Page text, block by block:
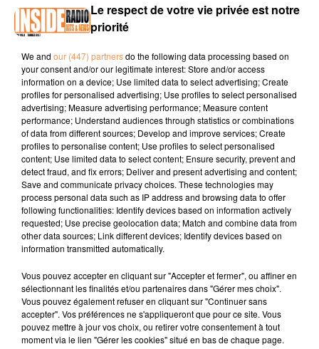
PODCAST DE PSL: EMISSION DU LUNDI 14 MAI 2018
PODCAST DE PSL: EMISSION DU LUNDI 14 MAI 2018
TITRES DIFFUSÉS
14h56
14h56
MIKA
Love Today
14h52
14h52
JIMMY SOMMERVILLE
You Make Me Feel
14h49
14h49
AVRIL DEL MAR
Bayahibe
Le respect de votre vie privée est notre
priorité
We and our (447) partnersdo the following data processing based on
your consent and/or our legitimate interest: Store and/or access
information on a device; Use limited data to select advertising; Create
profiles for personalised advertising; Use profiles to select personalised
advertising; Measure advertising performance; Measure content
performance; Understand audiences through statistics or combinations
of data from different sources; Develop and improve services; Create
profiles to personalise content; Use profiles to select personalised
content; Use limited data to select content; Ensure security, prevent and
detect fraud, and fix errors; Deliver and present advertising and content;
Save and communicate privacy choices. These technologies may
process personal data such as IP address and browsing data to offer
following functionalities: Identify devices based on information actively
requested; Use precise geolocation data; Match and combine data from
other data sources; Link different devices; Identify devices based on
information transmitted automatically.
Vous pouvez accepter en cliquant sur "Accepter et fermer", ou affiner en
sélectionnant les finalités et/ou partenaires dans "Gérer mes choix".
Vous pouvez également refuser en cliquant sur "Continuer sans
accepter". Vos préférences ne s'appliqueront que pour ce site. Vous
pouvez mettre à jour vos choix, ou retirer votre consentement à tout
moment via le lien "Gérer les cookies" situé en bas de chaque page.